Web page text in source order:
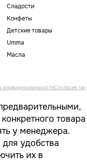
Сладости
Конфеты
Детские товары
Umma
Масла
конфиденциальностиСогласие на
товара
у менеджера.
удобства
их в